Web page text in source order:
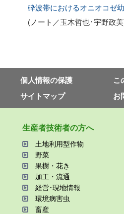
砕波帯におけるオニオコゼ
(ノート／玉木哲也･宇野政美
個⼈情報の保護
こ
サイトマップ
お
⽣産者技術者の⽅へ
⼟地利⽤型作物
野菜
果樹・花き
加⼯・流通
経営･現地情報
環境病害⾍
畜産